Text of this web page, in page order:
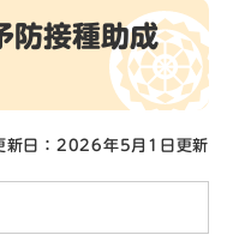
防接種助成
新日：2026年5月1日更新